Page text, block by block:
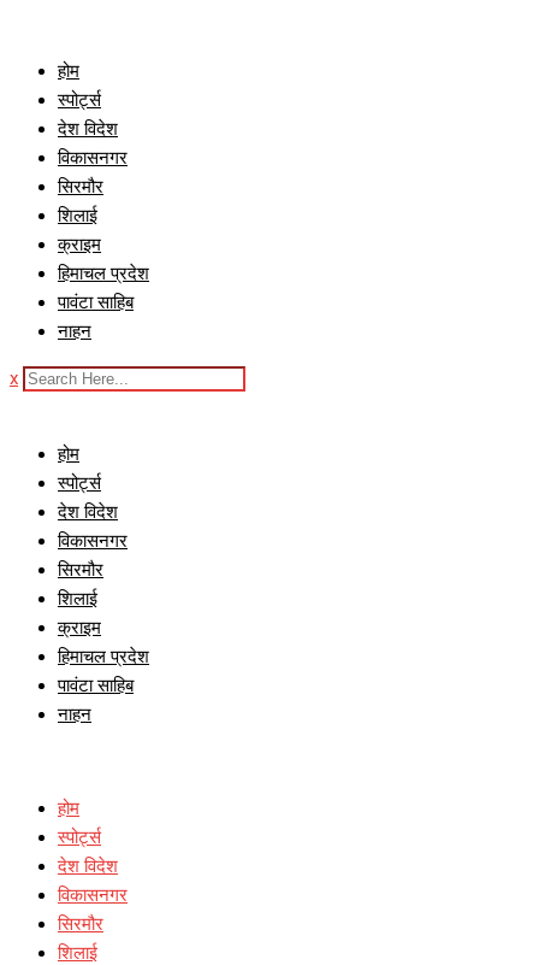
contentहोम
स्पोर्ट्स
देश विदेश
विकासनगर
सिरमौर
शिलाई
क्राइम
हिमाचल प्रदेश
पावंटा साहिब
नाहन
x
होम
स्पोर्ट्स
देश विदेश
विकासनगर
सिरमौर
शिलाई
क्राइम
हिमाचल प्रदेश
पावंटा साहिब
नाहन
होम
स्पोर्ट्स
देश विदेश
विकासनगर
सिरमौर
शिलाई